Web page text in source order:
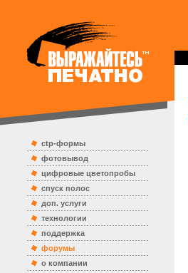
ctp-формы
фотовывод
цифровые цветопробы
спуск полос
доп. услуги
технологии
поддержка
форумы
о компании